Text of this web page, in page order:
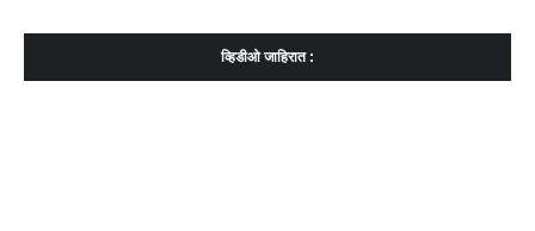
व्हिडीओ जाहिरात :